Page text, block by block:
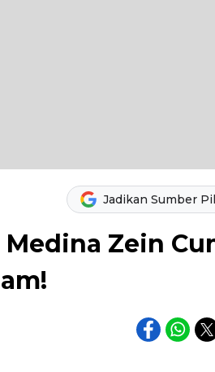
Jadikan Sumber
Zein